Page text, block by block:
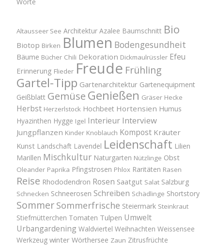
Altausseer See Architektur Azalee Baumschnitt Bio
Biotop Birken Blumen Bodengesundheit
Bäume Bücher Chili Dekoration Dickmaulrüssler Efeu
Erinnerung Flieder Freude Frühling
Gartel-Tipp Gartenarchitektur Gartenequipment
Geißblatt Gemüse Genießen Gräser Hecke
Herbst Herzerlstock Hochbeet Hortensien Humus
Hyazinthen Hygge Igel Interieur Interview
Jungpflanzen Kinder Knoblauch Kompost Kräuter
Kunst Landschaft Lavendel Leidenschaft Lilien
Marillen Mischkultur Naturgarten Nützlinge Obst
Oleander Paprika Pfingstrosen Phlox Raritäten Rasen
Reise Rhododendron Rosen Saatgut Salat Salzburg
Schnecken Schneerosen Schreiben Schädlinge Shortstory
Sommer Sommerfrische Steiermark Steinkraut
Stiefmütterchen Tomaten Tulpen Umwelt
Urbangardening Waldviertel Weihnachten Weissensee
Werkzeug winter Wörthersee Zaun Zitrusfrüchte